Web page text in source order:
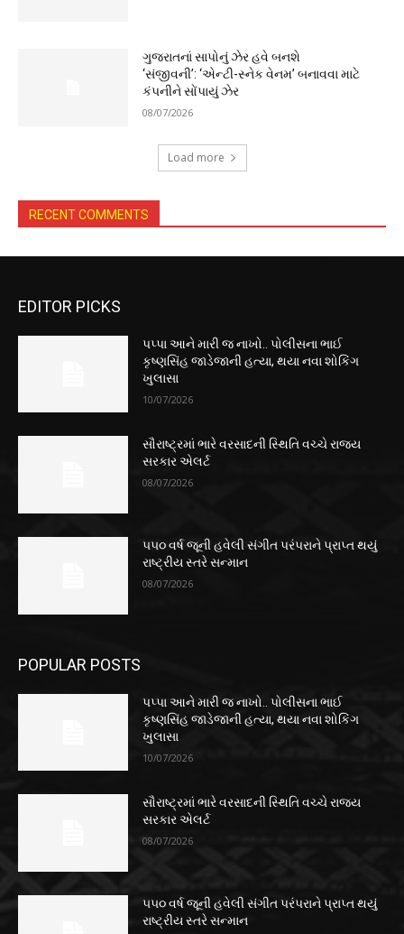
ગુજરાતનાં સાપોનું ઝેર હવે બનશે
‘સંજીવની’: ‘એન્ટી-સ્નેક વેનમ’ બનાવવા માટે
કંપનીને સોંપાયું ઝેર
08/07/2026
Load more
RECENT COMMENTS
EDITOR PICKS
પપ્પા આને મારી જ નાખો.. પોલીસના ભાઈ
કૃષ્ણસિંહ જાડેજાની હત્યા, થયા નવા શોકિંગ
ખુલાસા
10/07/2026
સૌરાષ્ટ્રમાં ભારે વરસાદની સ્થિતિ વચ્ચે રાજ્ય
સરકાર એલર્ટ
08/07/2026
૫૫૦ વર્ષ જૂની હવેલી સંગીત પરંપરાને પ્રાપ્ત થયું
રાષ્ટ્રીય સ્તરે સન્માન
08/07/2026
POPULAR POSTS
પપ્પા આને મારી જ નાખો.. પોલીસના ભાઈ
કૃષ્ણસિંહ જાડેજાની હત્યા, થયા નવા શોકિંગ
ખુલાસા
10/07/2026
સૌરાષ્ટ્રમાં ભારે વરસાદની સ્થિતિ વચ્ચે રાજ્ય
સરકાર એલર્ટ
08/07/2026
૫૫૦ વર્ષ જૂની હવેલી સંગીત પરંપરાને પ્રાપ્ત થયું
રાષ્ટ્રીય સ્તરે સન્માન